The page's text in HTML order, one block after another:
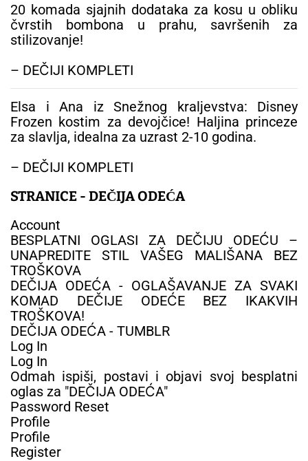
20 komada sjajnih dodataka za kosu u obliku
čvrstih bombona u prahu, savršenih za
stilizovanje!
– DEČIJI KOMPLETI
Elsa i Ana iz Snežnog kraljevstva: Disney
Frozen kostim za devojčice! Haljina princeze
za slavlja, idealna za uzrast 2-10 godina.
– DEČIJI KOMPLETI
STRANICE - DEČIJA ODEĆA
Account
BESPLATNI OGLASI ZA DEČIJU ODEĆU –
UNAPREDITE STIL VAŠEG MALIŠANA BEZ
TROŠKOVA
DEČIJA ODEĆA - OGLAŠAVANJE ZA SVAKI
KOMAD DEČIJE ODEĆE BEZ IKAKVIH
TROŠKOVA!
DEČIJA ODEĆA - TUMBLR
Log In
Log In
Odmah ispiši, postavi i objavi svoj besplatni
oglas za "DEČIJA ODEĆA"
Password Reset
Profile
Profile
Register